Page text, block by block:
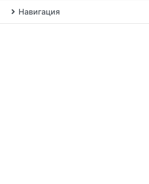
Навигация